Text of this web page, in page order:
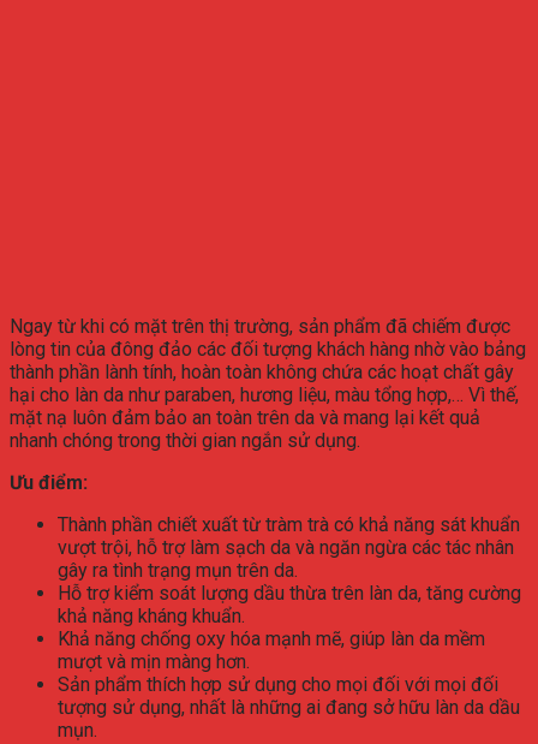
Ngay từ khi có mặt trên thị trường, sản phẩm đã chiếm được
lòng tin của đông đảo các đối tượng khách hàng nhờ vào bảng
thành phần lành tính, hoàn toàn không chứa các hoạt chất gây
hại cho làn da như paraben, hương liệu, màu tổng hợp,… Vì thế,
mặt nạ luôn đảm bảo an toàn trên da và mang lại kết quả
nhanh chóng trong thời gian ngắn sử dụng.
Ưu điểm:
Thành phần chiết xuất từ tràm trà có khả năng sát khuẩn
vượt trội, hỗ trợ làm sạch da và ngăn ngừa các tác nhân
gây ra tình trạng mụn trên da.
Hỗ trợ kiểm soát lượng dầu thừa trên làn da, tăng cường
khả năng kháng khuẩn.
Khả năng chống oxy hóa mạnh mẽ, giúp làn da mềm
mượt và mịn màng hơn.
Sản phẩm thích hợp sử dụng cho mọi đối với mọi đối
tượng sử dụng, nhất là những ai đang sở hữu làn da dầu
mụn.